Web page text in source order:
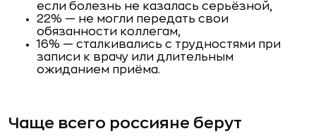
если болезнь не казалась серьёзной,
22% — не могли передать свои
обязанности коллегам,
16% — сталкивались с трудностями при
записи к врачу или длительным
ожиданием приёма.
Чаще всего россияне берут